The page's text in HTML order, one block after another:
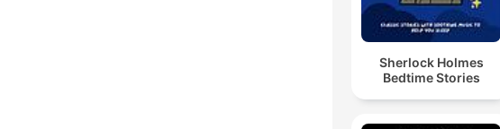
Sherlock Holmes
Bedtime Stories